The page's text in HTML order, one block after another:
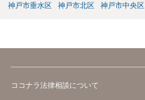
神戸市垂水区
神戸市北区 神戸市中央区
ココナラ法律相談について